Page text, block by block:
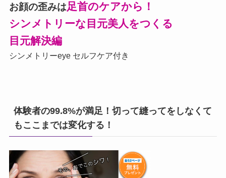
お顔の歪みは足首のケアから！
シンメトリーな目元美人をつくる
目元解決編
シンメトリーeye セルフケア付き
体験者の99.8%が満足！切って縫ってをしなくて
もここまでは変化する！